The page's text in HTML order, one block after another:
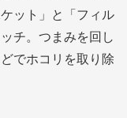
ット」と「フィル
チ。つまみを回し
でホコリを取り除